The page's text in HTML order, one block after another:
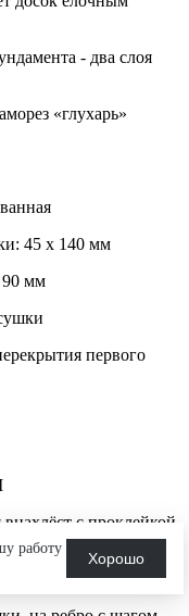
- два слоя
«глухарь»
45 х 140 мм
90 мм
первого
с проклейкой
работу
Хорошо